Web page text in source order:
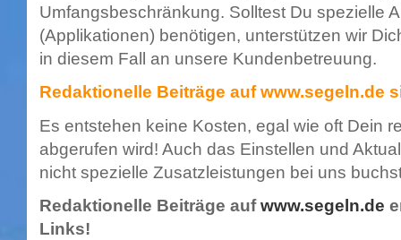
Umfangsbeschränkung. Solltest Du spezielle
(Applikationen) benötigen, unterstützen wir
in diesem Fall an unsere Kundenbetreuung.
Redaktionelle Beiträge aufwww.segeln.de
Es entstehen keine Kosten, egal wie oft Dein
abgerufen wird! Auch das Einstellen und
nicht spezielle Zusatzleistungen bei uns
Redaktionelle Beiträge aufwww.segeln.de
Links!